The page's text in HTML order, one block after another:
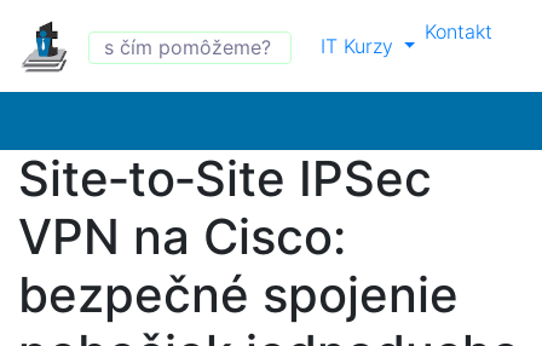
IT Kurzy
Kontakt
Site‑to‑Site IPSec
VPN na Cisco:
bezpečné spojenie